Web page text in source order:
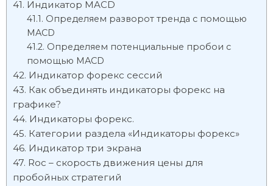
Индикатор MACD
Определяем разворот тренда с помощью
MACD
Определяем потенциальные пробои с
помощью MACD
Индикатор форекс сессий
Как объединять индикаторы форекс на
графике?
Индикаторы форекс.
Категории раздела «Индикаторы форекс»
Индикатор три экрана
Roc – скорость движения цены для
пробойных стратегий